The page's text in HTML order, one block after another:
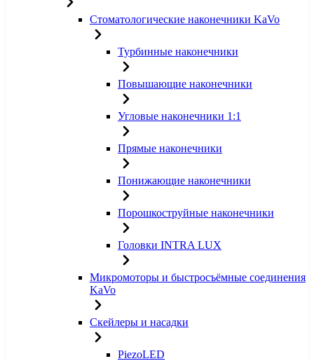
Стоматологические наконечники KaVo
Турбинные наконечники
Повышающие наконечники
Угловые наконечники 1:1
Прямые наконечники
Понижающие наконечники
Порошкоструйные наконечники
Головки INTRA LUX
Микромоторы и быстросъёмные соединения
KaVo
Скейлеры и насадки
PiezoLED